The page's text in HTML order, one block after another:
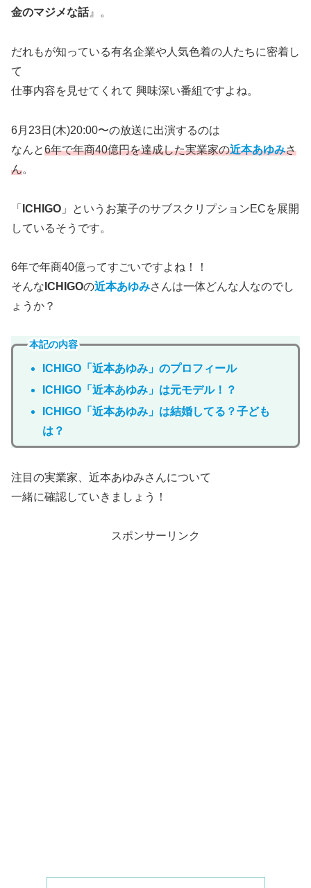
金のマジメな話』。
だれもが知っている有名企業や人気色着の人たちに密着し
て
仕事内容を見せてくれて 興味深い番組ですよね。
6月23日(木)20:00〜の放送に出演するのは
なんと6年で年商40億円を達成した実業家の近本あゆみさ
ん。
「 ICHIGO 」というお菓子のサブスクリプションECを展開
しているそうです。
6年で年商40億ってすごいですよね！！
そんな ICHIGOの近本あゆみさんは一体どんな人なのでし
ょうか？
本記の内容
ICHIGO「近本あゆみ」のプロフィール
ICHIGO「近本あゆみ」は元モデル！？
ICHIGO「近本あゆみ」は結婚してる？子ども
は？
注目の実業家、近本あゆみさんについて
一緒に確認していきましょう！
スポンサーリンク